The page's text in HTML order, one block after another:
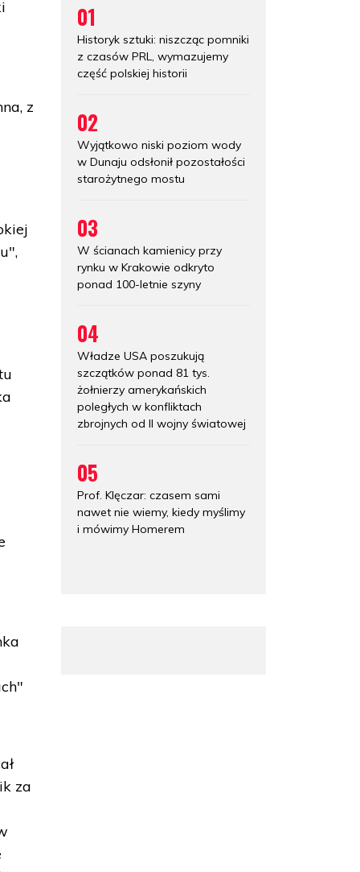
z
za
01
Historyk sztuki: niszcząc pomniki
z czasów PRL, wymazujemy
część polskiej historii
02
Wyjątkowo niski poziom wody
w Dunaju odsłonił pozostałości
starożytnego mostu
03
W ścianach kamienicy przy
rynku w Krakowie odkryto
ponad 100-letnie szyny
04
Władze USA poszukują
szczątków ponad 81 tys.
żołnierzy amerykańskich
poległych w konfliktach
zbrojnych od II wojny światowej
05
Prof. Klęczar: czasem sami
nawet nie wiemy, kiedy myślimy
i mówimy Homerem